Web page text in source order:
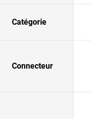
Catégorie
Connecteur